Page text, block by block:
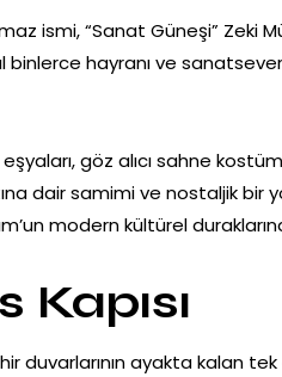
ismi, “Sanat Güneşi” Zeki
binlerce hayranı ve
göz alıcı sahne
dair samimi ve nostaljik
modern kültürel
duvarlarının ayakta kalan